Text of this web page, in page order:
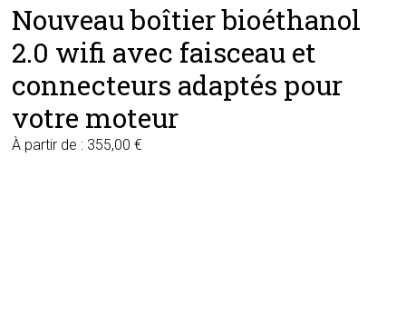
Nouveau boîtier bioéthanol
2.0 wifi avec faisceau et
connecteurs adaptés pour
votre moteur
À partir de : 355,00€